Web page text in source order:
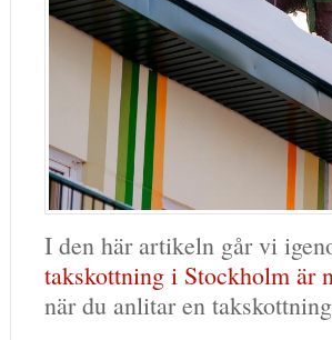
I den här artikeln går vi
takskottning i Stockholm är
när du anlitar en